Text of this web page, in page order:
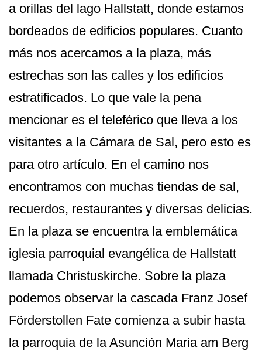
a orillas del lago Hallstatt, donde estamos
bordeados de edificios populares. Cuanto
más nos acercamos a la plaza, más
estrechas son las calles y los edificios
estratificados. Lo que vale la pena
mencionar es el teleférico que lleva a los
visitantes a la Cámara de Sal, pero esto es
para otro artículo. En el camino nos
encontramos con muchas tiendas de sal,
recuerdos, restaurantes y diversas delicias.
En la plaza se encuentra la emblemática
iglesia parroquial evangélica de Hallstatt
llamada Christuskirche. Sobre la plaza
podemos observar la cascada Franz Josef
Förderstollen Fate comienza a subir hasta
la parroquia de la Asunción Maria am Berg